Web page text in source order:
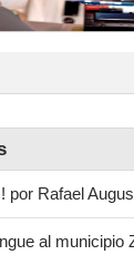
por Rafael
al municipio